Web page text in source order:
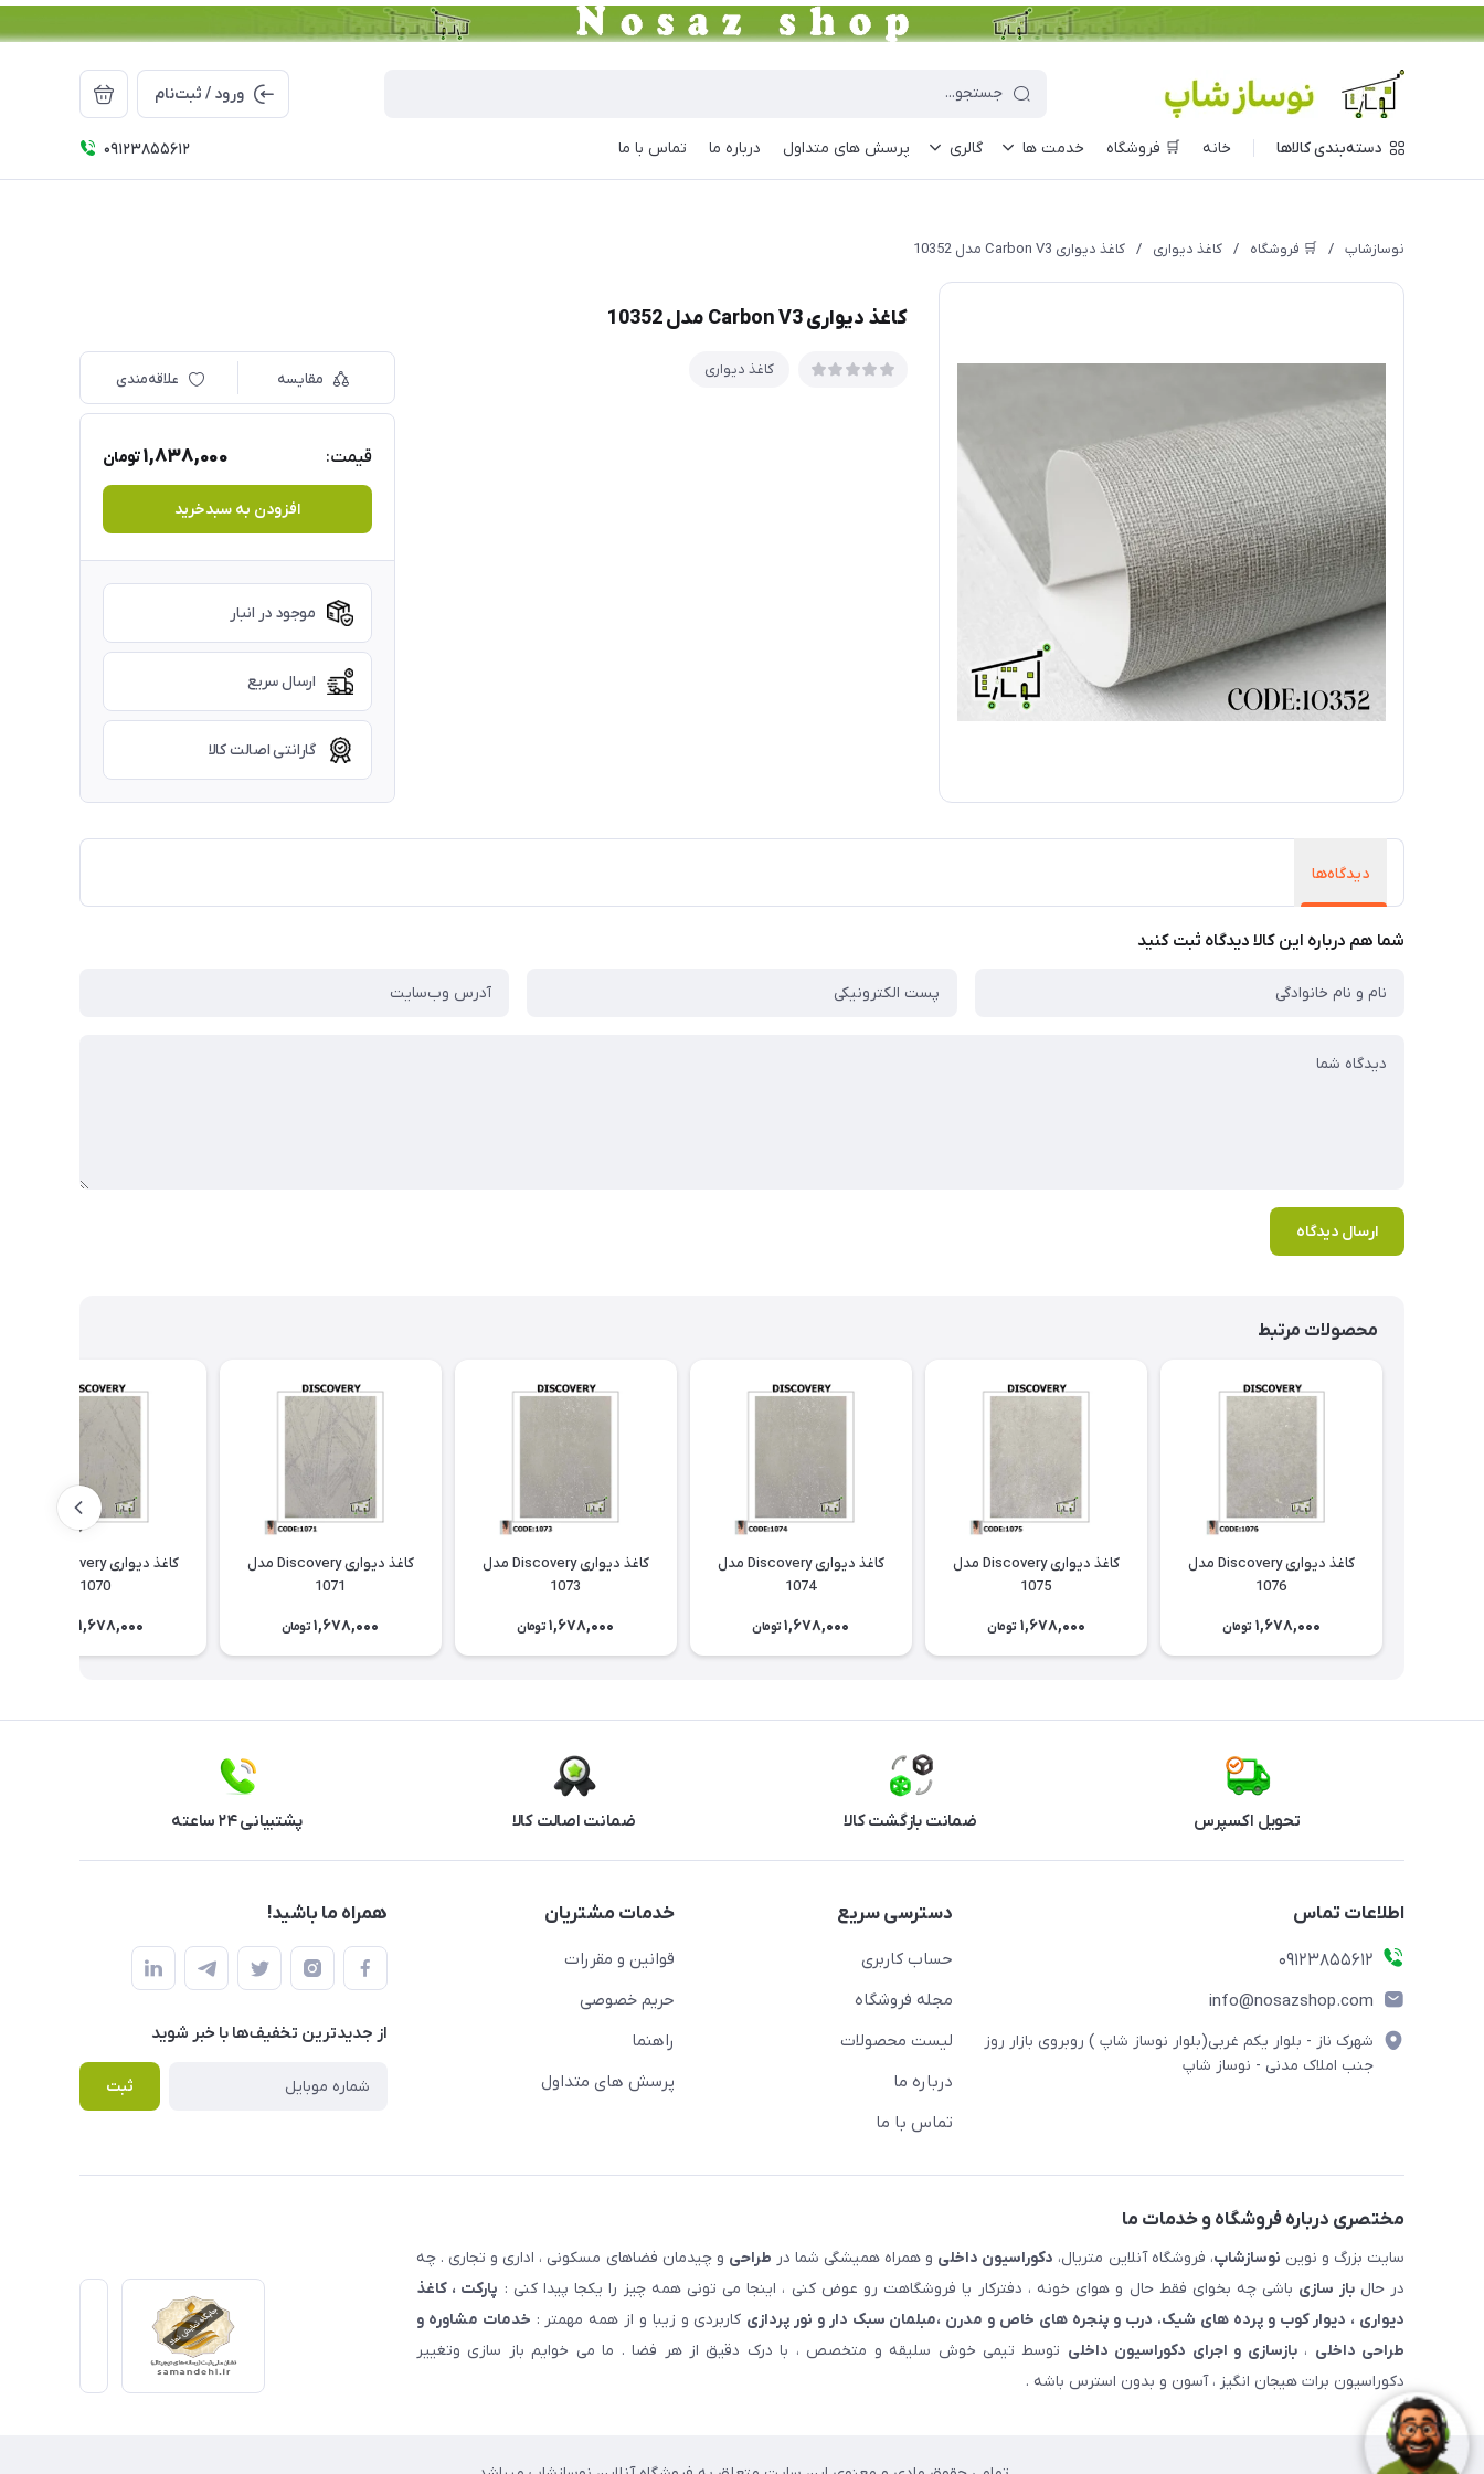
ورود / ثبت‌نام
دسته‌بندی کالاها خانه 🛒 فروشگاه خدمت ها گالری پرسش های متداول درباره ما تماس با ما 09123855612
نوسازشاپ / 🛒 فروشگاه / کاغذ دیواری / کاغذ دیواری Carbon V3 مدل 10352
کاغذ دیواری Carbon V3 مدل 10352
کاغذ دیواری
مقایسه علاقه‌مندی
قیمت: 1,838,000تومان
افزودن به سبدخرید
موجود در انبار
ارسال سریع
گارانتی اصالت کالا
دیدگاه‌ها
شما هم درباره این کالا دیدگاه ثبت کنید
ارسال دیدگاه
محصولات مرتبط
کاغذ دیواری Discovery مدل
1076
1,678,000 تومان
کاغذ دیواری Discovery مدل
1075
1,678,000 تومان
کاغذ دیواری Discovery مدل
1074
1,678,000 تومان
کاغذ دیواری Discovery مدل
1073
1,678,000 تومان
کاغذ دیواری Discovery مدل
1071
1,678,000 تومان
1070
1,678,000
تحویل اکسپرس ضمانت بازگشت کالا ضمانت اصالت کالا پشتیبانی ۲۴ ساعته
اطلاعات تماس
09123855612
info@nosazshop.com
شهرک ناز - بلوار یکم غربی(بلوار نوساز شاپ ) روبروی بازار روز
جنب املاک مدنی - نوساز شاپ
دسترسی سریع
حساب کاربری
مجله فروشگاه
لیست محصولات
درباره ما
تماس با ما
خدمات مشتریان
قوانین و مقررات
حریم خصوصی
راهنما
پرسش های متداول
همراه ما باشید!
از جدید‌ترین تخفیف‌ها با‌ خبر شوید
ثبت
مختصری درباره فروشگاه و خدمات ما
سایت بزرگ و نوین نوسازشاپ، فروشگاه آنلاین متریال، دکوراسیون داخلی و همراه همیشگی شما در طراحی و چیدمان فضاهای مسکونی ، اداری و تجاری . چه
در حالباز سازی باشی چه بخوای فقط حال و هوای خونه ، دفترکار یا فروشگاهت رو عوض کنی ، اینجا می تونی همه چیز را یکجا پیدا کنی : پارکت ، کاغذ
دیواری ، دیوار کوب و پرده های شیک. درب و پنجره های خاص و مدرن ،مبلمان سبک دار و نور پردازی کاربردی و زیبا و از همه مهمتر : خدمات مشاوره و
طراحی داخلی ،بازسازی و اجرای دکوراسیون داخلی توسط تیمی خوش سلیقه و متخصص ، با درک دقیق از هر فضا . ما می خوایم باز سازی وتغییر
دکوراسیون برات هیجان انگیز ، آسون و بدون استرس باشه .